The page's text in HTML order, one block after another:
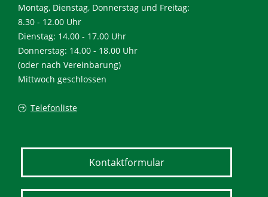
Montag, Dienstag, Donnerstag und Freitag:
8.30 - 12.00 Uhr
Dienstag: 14.00 - 17.00 Uhr
Donnerstag: 14.00 - 18.00 Uhr
(oder nach Vereinbarung)
Mittwoch geschlossen
Telefonliste
Kontaktformular